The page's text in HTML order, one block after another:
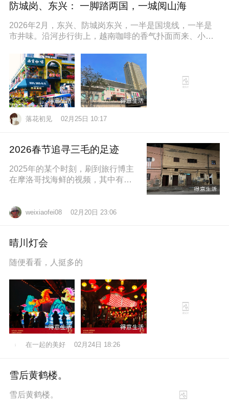
防城岗、东兴： 一脚踏两国，一城阅山海
2026年2月，东兴、防城岗东兴，一半是国境线，一半是
市井味。沿河步行街上，越南咖啡的香气扑面而来、小摊
落花初见 02月25日 10:17
2026春节追寻三毛的足迹
2025年的某个时刻，刷到旅行博主
在摩洛哥找海鲜的视频，其中有个
地拍照留weixiaofei08 02月20日 23:06
晴川灯会
随便看看，人挺多的
在一起的美好 02月24日 18:26
雪后黄鹤楼。
雪后黄鹤楼。